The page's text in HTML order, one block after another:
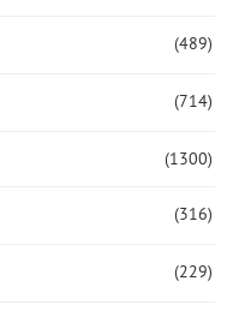
(489)
(714)
(1300)
(316)
(229)